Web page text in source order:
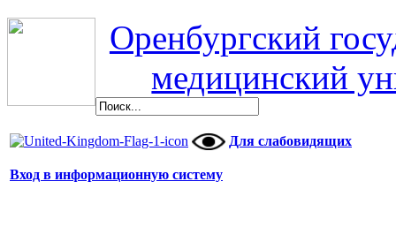
Оренбургский
медицинский
Для слабовидящих
Вход в информационную систему